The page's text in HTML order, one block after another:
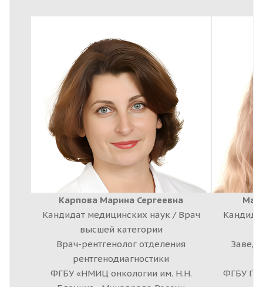
Карпова Марина Сергеевна
Кандидат медицинских наук / Врач
высшей категории
Врач-рентгенолог отделения
рентгенодиагностики
ФГБУ «НМИЦ онкологии им. Н.Н.
ФГБУ